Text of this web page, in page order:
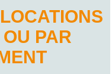
PAR